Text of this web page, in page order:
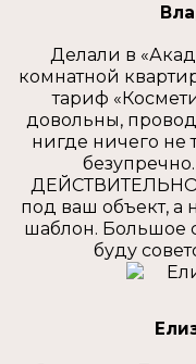
Делали в
комнатной
тариф
довольны,
нигде ничего не
ДЕЙСТВИТЕЛЬНО
под ваш объект, а
шаблон. Большое
буду